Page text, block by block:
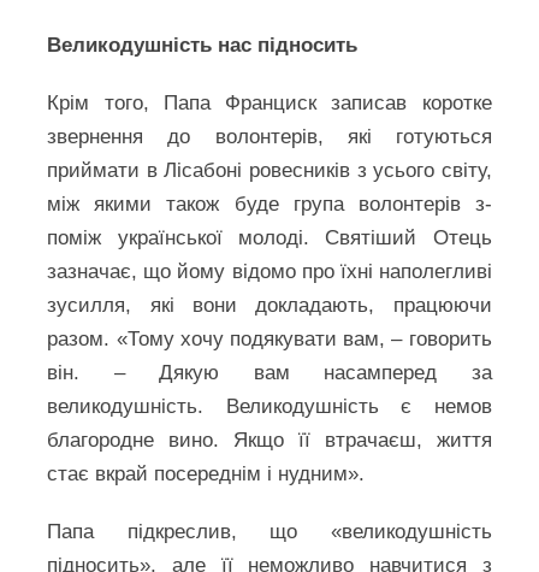
Великодушність нас підносить
Крім того, Папа Франциск записав коротке
звернення до волонтерів, які готуються
приймати в Лісабоні ровесників з усього світу,
між якими також буде група волонтерів з-
поміж української молоді. Святіший Отець
зазначає, що йому відомо про їхні наполегливі
зусилля, які вони докладають, працюючи
разом. «Тому хочу подякувати вам, – говорить
він. – Дякую вам насамперед за
великодушність. Великодушність є немов
благородне вино. Якщо її втрачаєш, життя
стає вкрай посереднім і нудним».
Папа підкреслив, що «великодушність
підносить», але її неможливо навчитися з